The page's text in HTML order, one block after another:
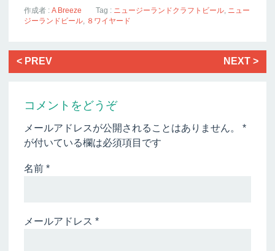
作成者 :A Breeze Tag : ニュージーランドクラフトビール
ニュー
ジーランドビール
８ワイヤード
< PREV NEXT >
コメントをどうぞ
メールアドレスが公開されることはありません。*
が付いている欄は必須項目です
名前*
メールアドレス*